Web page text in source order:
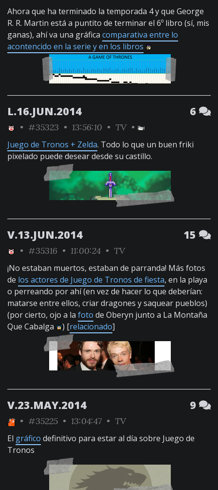
Ahora que ha terminado la temporada 4 y que George
R. R. Martin está a puntito de terminar el 6º libro (sí, mis
ganas), ahí va una gráfica comparativa entre lo
acontencido en la serie y en los libros
L.16.JUN.2014 6
• #35323 • 13:56:10 • TV•
Juego de Tronos + Zelda. Todo lo que un buen friki
pixelado puede desear desde su castillo.
V.13.JUN.2014 15
• #35316 • 11:00:24 • TV
¡No estaban muertos, estaban de parranda! Más fotos
de los actores de Juego de Tronos de fiesta, en la playa
o perreando por ahí (en vez de hacer lo que deberían:
matarse entre ellos, criar dragones y saquear pueblos)
(por cierto, ojo a la foto de Oberyn junto a La Montaña
Que Cabalga
) [relacionado]
V.23.MAY.2014 9
• #35225 • 13:04:47 • TV
El gráfico definitivo para estar al día sobre Juego de
Tronos